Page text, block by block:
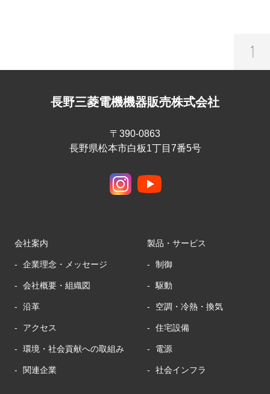
長野三菱電機機器販売株式会社
〒390-0863
長野県松本市白板1丁目7番5号
会社案内
企業理念・メッセージ
会社概要・組織図
沿革
アクセス
環境・社会貢献への取組み
関連企業
製品・サービス
制御
駆動
空調・冷熱・換気
住宅設備
電源
社会インフラ